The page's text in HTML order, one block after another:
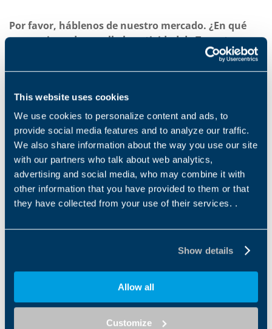
This website uses cookies
We use cookies to personalize content and ads, to
provide social media features and to analyze our traffic.
We also share information about the way you use our site
with our partners who talk about web analytics,
advertising and social media, who may combine it with
other information that you have provided to them or that
they have collected from your use of their services. .
Show details
Allow all
Customize
Por favor, háblenos de nuestro mercado. ¿En qué
escenario se desarrolla la actividad de Tecnotrans
fragmentado y esto requiere altas dosis de flexibilidad,
que puede ser complicado para muchas empresas. En
nuestro caso, y a pesar de esto, hemos conseguido
estar entre los principales suministradores de equipos
mecánicos y electrónicos.
Acaban de inaugurar sus nuevas instalaciones en
distribuidos en zona de oficinas y zona logística. La
construcción se ha diseñado para conseguir espacios
abiertos y muy luminosos con el objetivo de crear